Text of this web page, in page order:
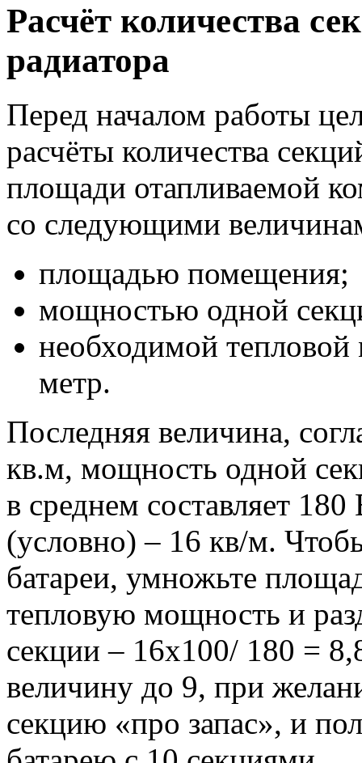
Расчёт количества
радиатора
Перед началом работы
расчёты количества
площади отапливаемой
со следующими
площадью помещения;
мощностью одной
необходимой
метр.
Последняя величина,
кв.м, мощность одной
в среднем составляет
(условно) – 16 кв/м.
батареи, умножьте
тепловую мощность и
секции – 16х100/ 180 =
величину до 9, при
секцию «про запас», и